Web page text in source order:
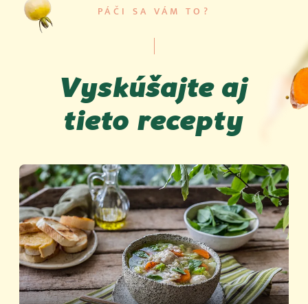
PÁČI SA VÁM TO?
Vyskúšajte aj
tieto recepty